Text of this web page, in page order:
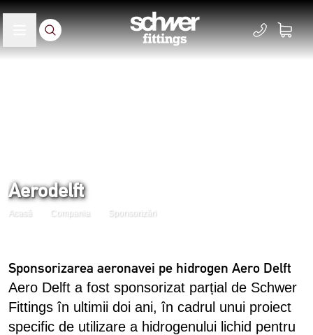
Aerodelft
Acasă Compania Sponsorizări
Sponsorizarea aeronavei pe hidrogen Aero Delft
Aero Delft a fost sponsorizat parțial de Schwer
Fittings în ultimii doi ani, în cadrul unui proiect
specific de utilizare a hidrogenului lichid pentru